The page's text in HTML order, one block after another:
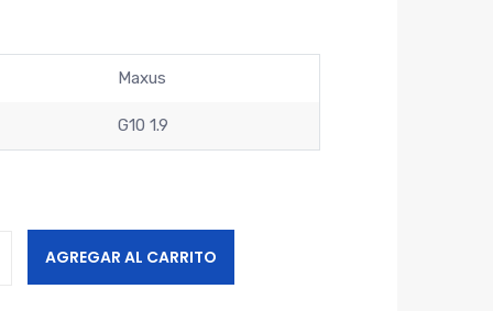
Maxus
G10 1.9
AGREGAR AL CARRITO